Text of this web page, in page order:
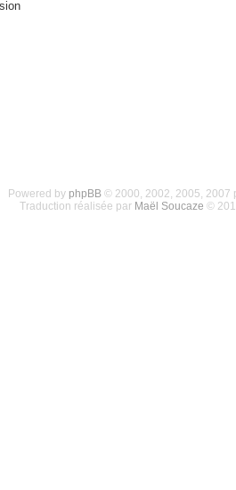
Powered by phpBB© 2000, 2002, 2005, 2007
Traduction réalisée par Maël Soucaze ©